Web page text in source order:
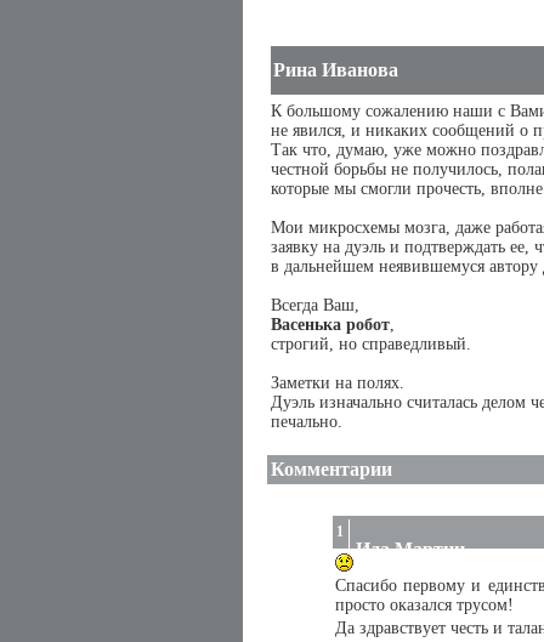
Рина Иванова
К большому сожалению наши с Вами
не явился, и никаких сообщений о
Так что, думаю, уже можно
честной борьбы не получилось,
которые мы смогли прочесть,
Мои микросхемы мозга, даже
заявку на дуэль и подтверждать ее,
в дальнейшем неявившемуся автору
Всегда Ваш,
Васенька робот,
строгий, но справедливый.
Заметки на полях.
Дуэль изначально считалась делом
печально.
Комментарии
1
Ида Мартин
Спасибо первому и
просто оказался трусом!
Да здравствует честь и